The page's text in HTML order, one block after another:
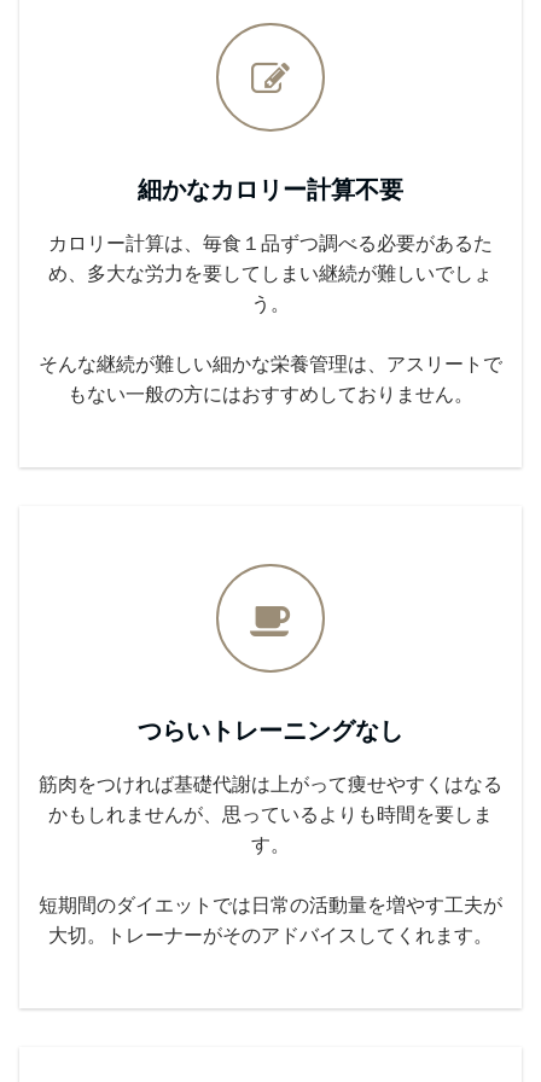
細かなカロリー計算不要
カロリー計算は、毎食１品ずつ調べる必要があるた
め、多大な労力を要してしまい継続が難しいでしょ
う。
そんな継続が難しい細かな栄養管理は、アスリートで
もない一般の方にはおすすめしておりません。
つらいトレーニングなし
筋肉をつければ基礎代謝は上がって痩せやすくはなる
かもしれませんが、思っているよりも時間を要しま
す。
短期間のダイエットでは日常の活動量を増やす工夫が
大切。トレーナーがそのアドバイスしてくれます。